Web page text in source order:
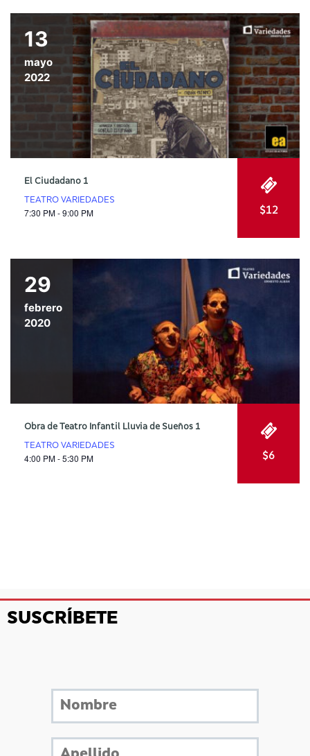
13
mayo
2022
El Ciudadano 1
TEATRO VARIEDADES
7:30 PM - 9:00 PM $12
29
febrero
2020
Obra de Teatro Infantil Lluvia de Sueños 1
TEATRO VARIEDADES
4:00 PM - 5:30 PM $6
SUSCRÍBETE